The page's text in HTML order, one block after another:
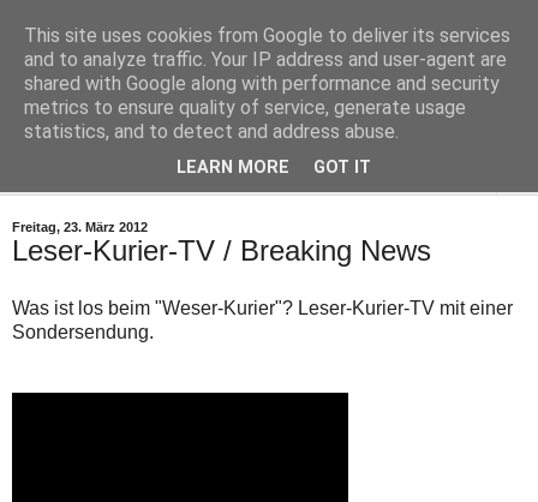
Leser-Kurier
Die Internet-Zeitung für Bremen
Freitag, 23. März 2012
Leser-Kurier-TV / Breaking News
Was ist los beim "Weser-Kurier"? Leser-Kurier-TV mit einer
Sondersendung.
This site uses cookies from Google to deliver its services
and to analyze traffic. Your IP address and user-agent are
shared with Google along with performance and security
metrics to ensure quality of service, generate usage
statistics, and to detect and address abuse.
LEARN MORE GOT IT